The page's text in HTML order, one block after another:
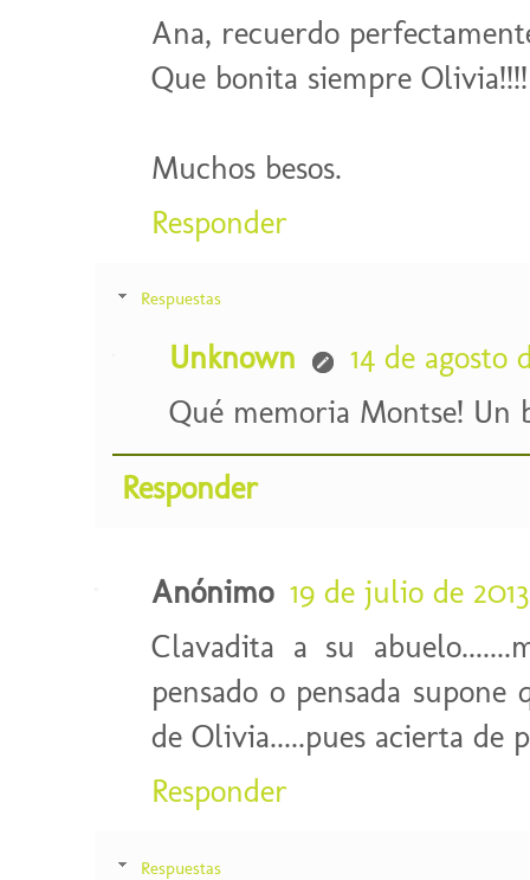
Ana, recuerdo
Que bonita siempre Olivia!!!!
Muchos besos.
Responder
Respuestas
Unknown
14 de agosto
Qué memoria Montse! Un
Responder
Anónimo 19 de julio de
Clavadita a su
pensado o pensada
de Olivia.....pues acierta de
Responder
Respuestas